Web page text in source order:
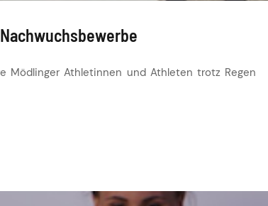
Mödlinger Athletinnen und Athleten trotz Regen